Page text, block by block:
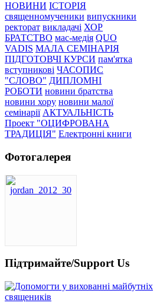
НОВИНИ ІСТОРІЯ
священномученики випускники
ректорат викладачі ХОР
БРАТСТВО мас-медія QUO
VADIS МАЛА СЕМІНАРІЯ
ПІДГОТОВЧІ КУРСИ пам'ятка
вступникові ЧАСОПИС
"СЛОВО" ДИПЛОМНІ
РОБОТИ новини братства
новини хору новини малої
семінарії АКТУАЛЬНІСТЬ
Проект "ОЦИФРОВАНА
ТРАДИЦІЯ" Електронні книги
Фотогалерея
Підтримайте/Support Us